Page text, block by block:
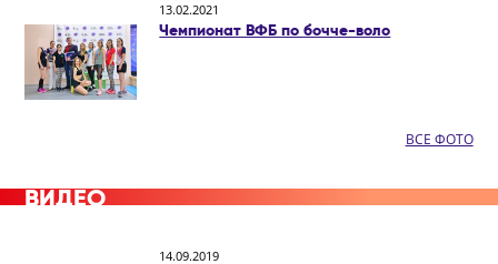
13.02.2021
Чемпионат ВФБ по бочче-воло
ВСЕ ФОТО
ВИДЕО
14.09.2019